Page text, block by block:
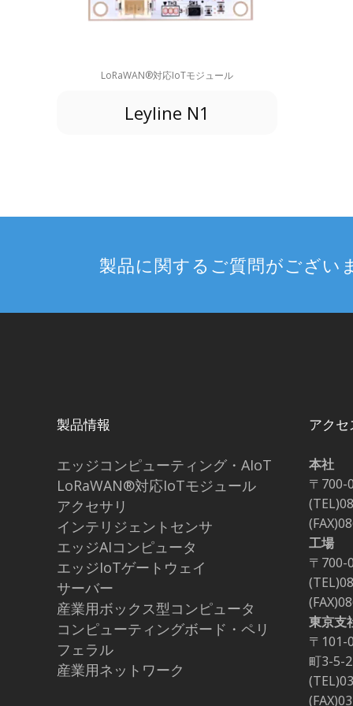
LoRaWAN®対応IoTモジュール
Leyline N1
製品に関するご質問がござい
製品情報
エッジコンピューティング・AIoT
LoRaWAN®対応IoTモジュール
アクセサリ
インテリジェントセンサ
エッジAIコンピュータ
エッジIoTゲートウェイ
サーバー
産業用ボックス型コンピュータ
コンピューティングボード・ペリ
フェラル
産業用ネットワーク
アクセ
本社
〒700-
工場
〒700-
東京支
〒101-
町3-5-